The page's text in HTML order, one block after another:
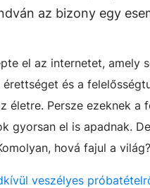
az bizony egy
el az internetet, amely
és a
Persze ezeknek a
gyorsan el is apadnak.
hová fajul a világ?
veszélyes